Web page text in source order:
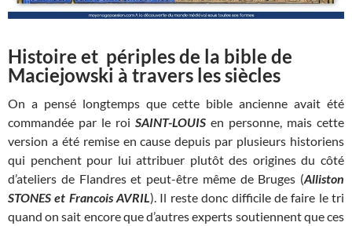
Histoire et périples de la bible de
Maciejowski à travers les siècles
On a pensé longtemps que cette bible ancienne avait été
commandée par le roi SAINT-LOUIS en personne, mais cette
version a été remise en cause depuis par plusieurs historiens
qui penchent pour lui attribuer plutôt des origines du côté
d’ateliers de Flandres et peut-être même de Bruges (Alliston
STONES et Francois AVRIL). Il reste donc difficile de faire le tri
quand on sait encore que d’autres experts soutiennent que ces